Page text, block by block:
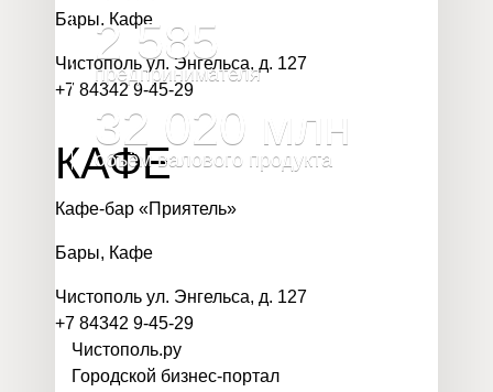
2 585
предпринимателя
32 020 млн
объём валового продукта
Бары, Кафе
Чистополь ул. Энгельса, д. 127
+7 84342 9-45-29
КАФЕ
Кафе-бар «Приятель»
Бары, Кафе
Чистополь ул. Энгельса, д. 127
+7 84342 9-45-29
Чистополь.ру
Городской бизнес-портал